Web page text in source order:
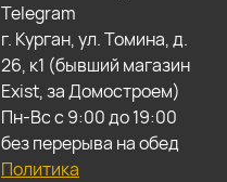
Telegram
г. Курган, ул. Томина, д.
26, к1 (бывший магазин
Exist, за Домостроем)
Пн-Вс с 9:00 до 19:00
без перерыва на обед
Политика